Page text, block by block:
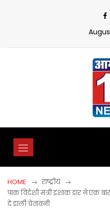
HOME
राष्ट्रीय
पाक विदेशी मंत्री इशाक डार ने एक
दे डाली चेतावनी